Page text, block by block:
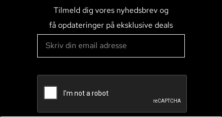
Tilmeld dig vores nyhedsbrev og
få opdateringer på eksklusive deals